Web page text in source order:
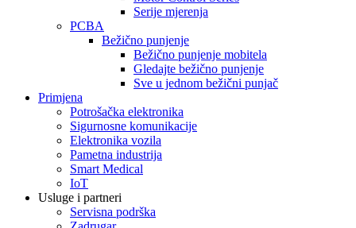
Serije mjerenja
PCBA
Bežično punjenje
Bežično punjenje mobitela
Gledajte bežično punjenje
Sve u jednom bežični punjač
Primjena
Potrošačka elektronika
Sigurnosne komunikacije
Elektronika vozila
Pametna industrija
Smart Medical
IoT
Usluge i partneri
Servisna podrška